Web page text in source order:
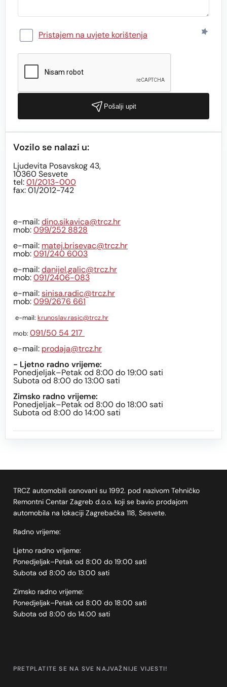
Pristajem na uvjete korištenja
Pošalji upit
Vozilo se nalazi u:
Ljudevita Posavskog 43,
10360 Sesvete
tel:01/2013-000
fax: 01/2012-742
e-mail:dino.sikavica@trcz.hr
mob:099/252 8828
e-mail: matej.brisevac@trcz.hr
mob:091/240 6003
e-mail:danijel.galic@trcz.hr
mob:091/2406-083
e-mail:sinisa.radic@trcz.hr
mob:099/2676 661
e-mail: krunoslav.rasic@trcz.hr
mob: 091/50 54 217
e-mail: prodaja@trcz.hr
- Ljetno radno vrijeme:
Ponedjeljak–Petak od 8:00 do 19:00 sati
Subota od 8:00 do 13:00 sati
Zimsko radno vrijeme:
Ponedjeljak–Petak od 8:00 do 18:00 sati
Subota od 8:00 do 14:00 sati
TRCZ automobili osnovani su 1992. pod nazivom Tehničko
Remontni Centar Zagreb d.o.o. koji se bavio prodajom
automobila na lokaciji Zagrebačka 118, Sesvete.
Radno vrijeme:
Ljetno radno vrijeme:
Ponedjeljak–Petak od 8:00 do 19:00 sati
Subota od 8:00 do 13:00 sati
Zimsko radno vrijeme:
Ponedjeljak–Petak od 8:00 do 18:00 sati
Subota od 8:00 do 14:00 sati
PRETPLATITE SE NA SVE NAJVAŽNIJE VIJESTI!